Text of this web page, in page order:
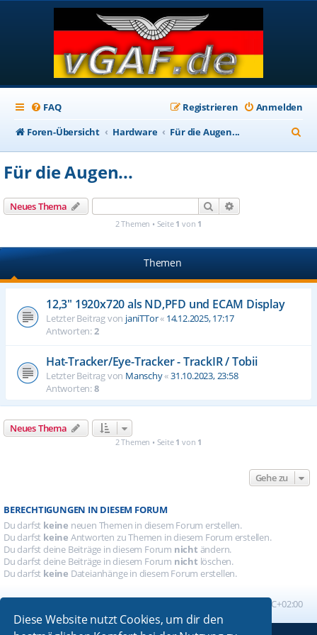
Diese Website nutzt Cookies, um dir den
FAQ Anmelden
Registrieren
Foren-Übersicht
Hardware Für die Augen...
u
Für die Augen...
Neues Thema Suche
2 Themen • Seite 1 von 1
Themen
12,3" 1920x720 als ND,PFD und ECAM Display
Letzter Beitrag von janiTTor« 14.12.2025, 17:17
Antworten:2
Hat-Tracker/Eye-Tracker - TrackIR / Tobii
Letzter Beitrag von Manschy«31.10.2023, 23:58
Antworten:8
Neues Thema
2 Themen • Seite 1 von 1
Gehe zu
BERECHTIGUNGEN IN DIESEM FORUM
Du darfst keine neuen Themen in diesem Forum erstellen.
Du darfst keine Antworten zu Themen in diesem Forum erstellen.
Du darfst deine Beiträge in diesem Forum nicht ändern.
Du darfst deine Beiträge in diesem Forum nicht löschen.
Du darfst keine Dateianhänge in diesem Forum erstellen.
UTC+02:00